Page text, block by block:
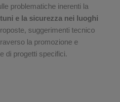
problematiche inerenti la
e la sicurezza nei luoghi
suggerimenti tecnico
la promozione e
di progetti specifici.